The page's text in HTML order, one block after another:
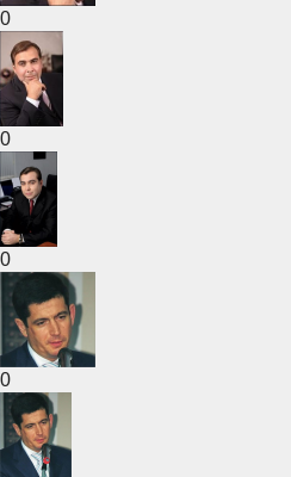
0
0
0
0